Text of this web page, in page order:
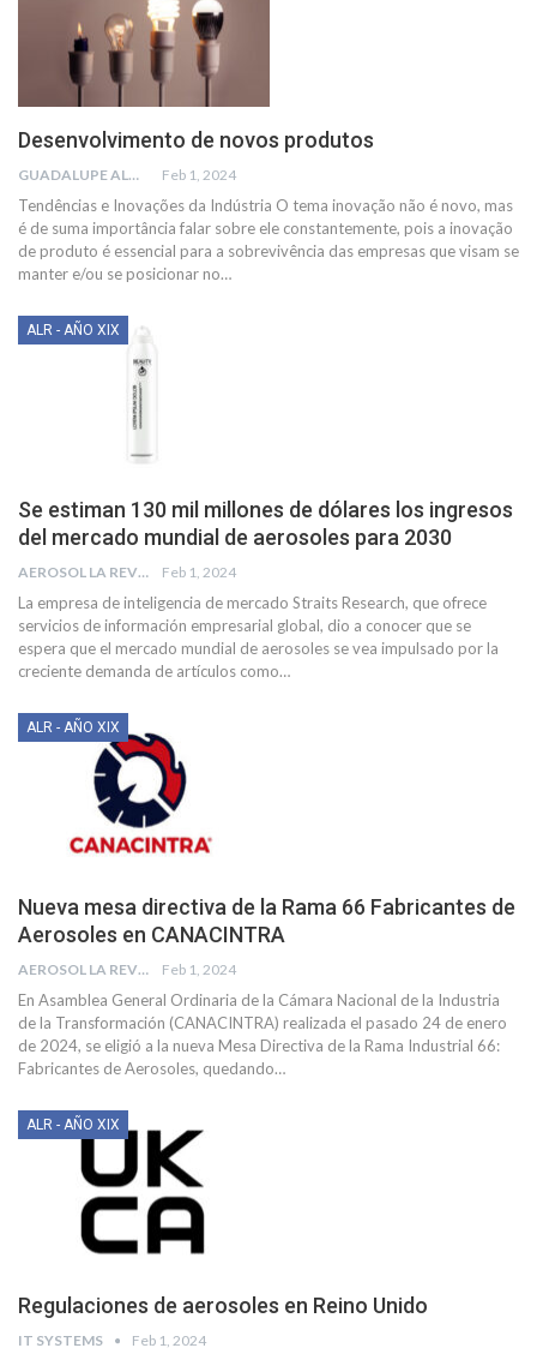
Desenvolvimento de novos produtos
GUADALUPE ALMANZA DE ECOM Feb 1, 2024
Tendências e Inovações da Indústria O tema inovação não é novo, mas
é de suma importância falar sobre ele constantemente, pois a inovação
de produto é essencial para a sobrevivência das empresas que visam se
manter e/ou se posicionar no…
ALR - AÑO XIX
Se estiman 130 mil millones de dólares los ingresos
del mercado mundial de aerosoles para 2030
AEROSOL LA REVISTA Feb 1, 2024
La empresa de inteligencia de mercado Straits Research, que ofrece
servicios de información empresarial global, dio a conocer que se
espera que el mercado mundial de aerosoles se vea impulsado por la
creciente demanda de artículos como…
ALR - AÑO XIX
Nueva mesa directiva de la Rama 66 Fabricantes de
Aerosoles en CANACINTRA
AEROSOL LA REVISTA Feb 1, 2024
En Asamblea General Ordinaria de la Cámara Nacional de la Industria
de la Transformación (CANACINTRA) realizada el pasado 24 de enero
de 2024, se eligió a la nueva Mesa Directiva de la Rama Industrial 66:
Fabricantes de Aerosoles, quedando…
ALR - AÑO XIX
Regulaciones de aerosoles en Reino Unido
IT SYSTEMS Feb 1, 2024